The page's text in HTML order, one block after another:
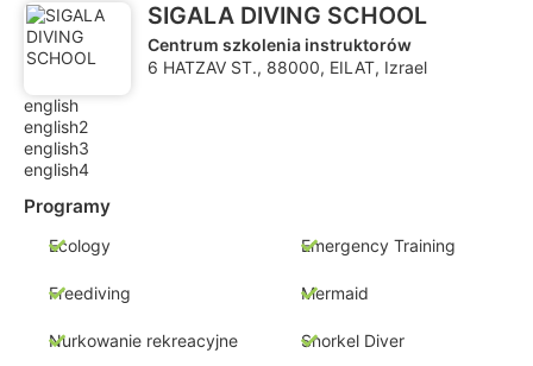
SIGALA DIVING SCHOOL
Centrum szkolenia instruktorów
6 HATZAV ST., 88000, EILAT, Izrael
english
english2
english3
english4
Programy
Ecology Emergency Training
Freediving Mermaid
Nurkowanie rekreacyjne Snorkel Diver